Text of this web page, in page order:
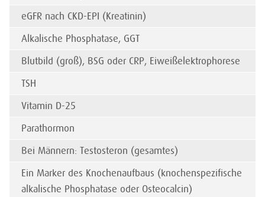
eGFR nach CKD-EPI (Kreatinin)
Alkalische Phosphatase, GGT
Blutbild (groß), BSG oder CRP, Eiweißelektrophorese
TSH
Vitamin D-25
Parathormon
Bei Männern: Testosteron (gesamtes)
Ein Marker des Knochenaufbaus (knochenspezifische
alkalische Phosphatase oder Osteocalcin)